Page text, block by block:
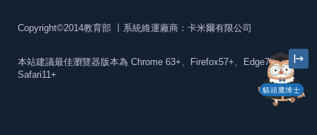
貓頭鷹博士
Copyright©2014教育部 丨系統維運廠商：卡米爾有限公司
本站建議最佳瀏覽器版本為 Chrome 63+、Firefox57+、Edge79+及
Safari11+